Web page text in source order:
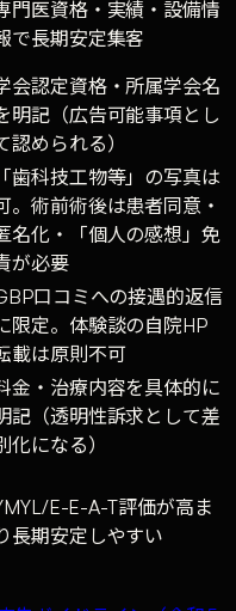
門医資格・実績・設備情
で長期安定集客
会認定資格・所属学会名
明記（広告可能事項とし
認められる）
「歯科技工物等」の写真は
。術前術後は患者同意・
名化・「個人の感想」免
が必要
口コミへの接遇的返信
限定。体験談の自院HP
載は原則不可
金・治療内容を具体的に
記（透明性訴求として差
化になる）
E-E-A-T評価が高ま
長期安定しやすい